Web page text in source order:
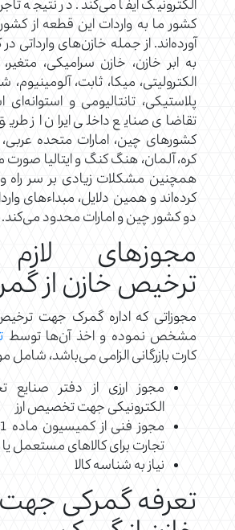
الکترونیک ایفا می‌کند. در نتیجه
کشور ما به واردات این قطعه از
آورده‌اند. از جمله خازن‌های وارداتی
به ابر خازن، خازن سرامیکی،
الکترولیتی، میکا، ثابت،
پلاستیکی، تانتالیومی و استوانه‌ای
تقاضای صنایع داخلی ایران از
کشورهای چین، امارات متحده عربی،
کره، آلمان، هنگ کنگ و ایتالیا
همچنین مشکلات زیادی بر سر راه
کرده‌اند و همین دلایل، مبداءهای
دو کشور چین و امارات محدود می‌کند.
مجوزهای
ترخیص خازن از
مجوزاتی که اداره گمرک جهت
مشخص نموده و اخذ آن‌ها توسط
کارت بازرگانی الزامی می‌باشد، شامل
مجوز ارزی از دفتر صنایع
الکترونیکی جهت تخصیص ارز
تجارت برای کالاهای مستعمل
نیاز به شناسه کالا
تعرفه گمرکی